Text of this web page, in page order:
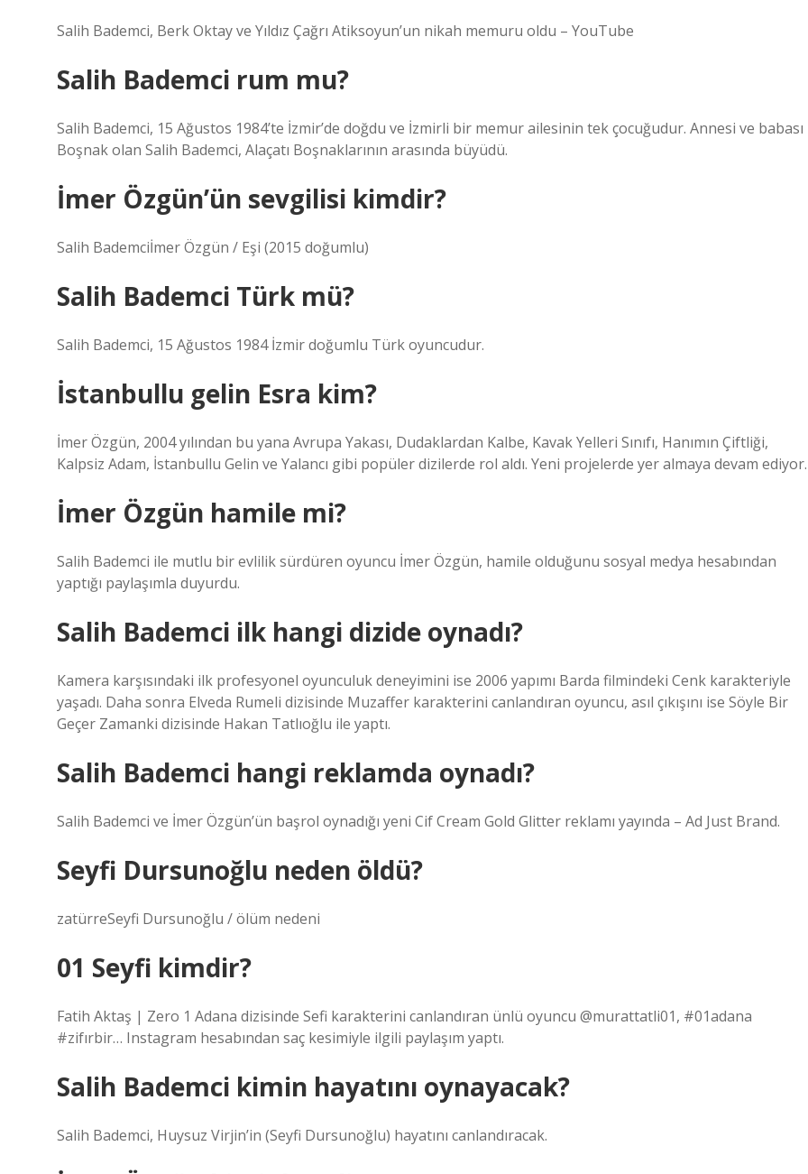
Salih Bademci, Berk Oktay ve Yıldız Çağrı Atiksoyun’un nikah memuru oldu – YouTube
Salih Bademci rum mu?
Salih Bademci, 15 Ağustos 1984’te İzmir’de doğdu ve İzmirli bir memur ailesinin tek çocuğudur. Annesi ve babası
Boşnak olan Salih Bademci, Alaçatı Boşnaklarının arasında büyüdü.
İmer Özgün’ün sevgilisi kimdir?
Salih Bademciİmer Özgün / Eşi (2015 doğumlu)
Salih Bademci Türk mü?
Salih Bademci, 15 Ağustos 1984 İzmir doğumlu Türk oyuncudur.
İstanbullu gelin Esra kim?
İmer Özgün, 2004 yılından bu yana Avrupa Yakası, Dudaklardan Kalbe, Kavak Yelleri Sınıfı, Hanımın Çiftliği,
Kalpsiz Adam, İstanbullu Gelin ve Yalancı gibi popüler dizilerde rol aldı. Yeni projelerde yer almaya devam ediyor.
İmer Özgün hamile mi?
Salih Bademci ile mutlu bir evlilik sürdüren oyuncu İmer Özgün, hamile olduğunu sosyal medya hesabından
yaptığı paylaşımla duyurdu.
Salih Bademci ilk hangi dizide oynadı?
Kamera karşısındaki ilk profesyonel oyunculuk deneyimini ise 2006 yapımı Barda filmindeki Cenk karakteriyle
yaşadı. Daha sonra Elveda Rumeli dizisinde Muzaffer karakterini canlandıran oyuncu, asıl çıkışını ise Söyle Bir
Geçer Zamanki dizisinde Hakan Tatlıoğlu ile yaptı.
Salih Bademci hangi reklamda oynadı?
Salih Bademci ve İmer Özgün’ün başrol oynadığı yeni Cif Cream Gold Glitter reklamı yayında – Ad Just Brand.
Seyfi Dursunoğlu neden öldü?
zatürreSeyfi Dursunoğlu / ölüm nedeni
01 Seyfi kimdir?
Fatih Aktaş | Zero 1 Adana dizisinde Sefi karakterini canlandıran ünlü oyuncu @murattatli01, #01adana
#zifırbir… Instagram hesabından saç kesimiyle ilgili paylaşım yaptı.
Salih Bademci kimin hayatını oynayacak?
Salih Bademci, Huysuz Virjin’in (Seyfi Dursunoğlu) hayatını canlandıracak.